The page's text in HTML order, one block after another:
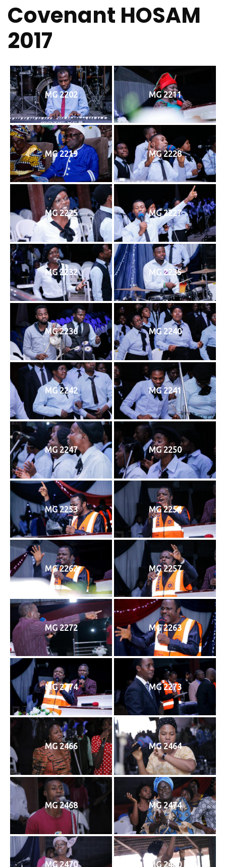
Covenant HOSAM
2017
MG 2202 MG 2211
MG 2219 MG 2228
MG 2225 MG 2227
MG 2232 MG 2235
MG 2236 MG 2240
MG 2242 MG 2241
MG 2247 MG 2250
MG 2253 MG 2254
MG 2262 MG 2257
MG 2272 MG 2263
MG 2274 MG 2273
MG 2466 MG 2464
MG 2468 MG 2474
MG 2470 MG 2480